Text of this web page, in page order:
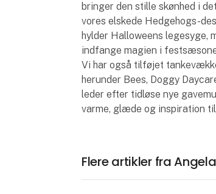
bringer den stille skønhed i
vores elskede Hedgehogs-
hylder Halloweens legesyge,
indfange magien i
Vi har også tilføjet
herunder Bees, Doggy
leder efter tidløse nye
varme, glæde og inspiration til
Flere artikler fra